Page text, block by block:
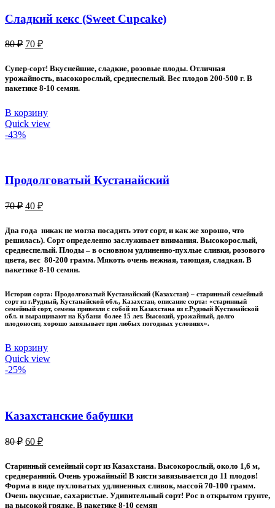
Сладкий кекс (Sweet Cupcake)
80₽ Первоначальная
составляла
80 ₽.
70 ₽Текущая
70 ₽.
Супер-сорт! Вкуснейшие, сладкие, розовые плоды. Отличная
урожайность, высокорослый, среднеспелый. Вес плодов 200-500 г. В
пакетике 8-10 семян.
В корзину
Quick view
-43%
Продолговатый Кустанайский
70₽ Первоначальная
70 ₽.
40 ₽Текущая
40 ₽.
Два года никак не могла посадить этот сорт, и как же хорошо, что
решилась). Сорт определенно заслуживает внимания. Высокорослый,
среднеспелый. Плоды – в основном удлиненно-пухлые сливки, розового
цвета, вес 80-200 грамм. Мякоть очень нежная, тающая, сладкая. В
пакетике 8-10 семян.
История сорта: Продолговатый Кустанайский (Казахстан) – старинный семейный
сорт из г.Рудный, Кустанайской обл., Казахстан, описание сорта: «старинный
семейный сорт, семена привезли с собой из Казахстана из г.Рудный Кустанайской
обл. и выращивают на Кубани более 15 лет. Высокий, урожайный, долго
плодоносит, хорошо завязывает при любых погодных условиях».
В корзину
Quick view
-25%
Казахстанские бабушки
80₽ Первоначальная
составляла
80 ₽.
60 ₽Текущая
60 ₽.
Старинный семейный сорт из Казахстана. Высокорослый, около 1,6 м,
среднеранний. Очень урожайный! В кисти завязывается до 11 плодов!
Форма в виде пухловатых удлиненных сливок, массой 70-100 грамм.
Очень вкусные, сахаристые. Удивительный сорт! Рос в открытом грунте,
на высокой грядке. В пакетике 8-10 семян